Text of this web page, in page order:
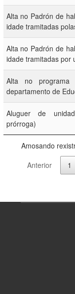
Alta no Padrón de
idade tramitadas
Alta no Padrón de
idade tramitadas por
Alta no programa
departamento de
Aluguer de
prórroga)
Amosando
Anterior
1